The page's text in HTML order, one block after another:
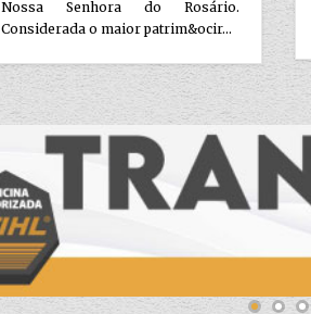
Nossa Senhora do Rosário.
Considerada o maior patrim&ocir...